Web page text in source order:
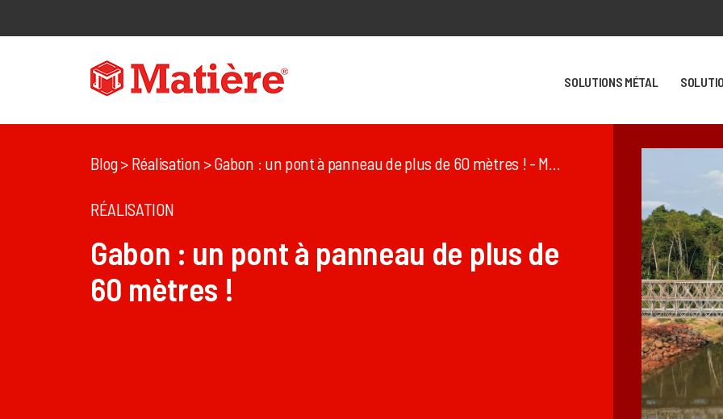
SOLUTIONS MÉTAL
Blog> Réalisation > Gabon : un pont à panneau de plus de 60 mètres ! - Matière TP
RÉALISATION
Gabon : un pont à panneau de plus de
60 mètres !